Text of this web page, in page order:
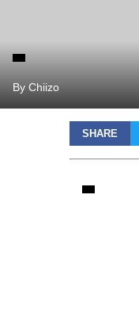
By Chiizo
SHARE